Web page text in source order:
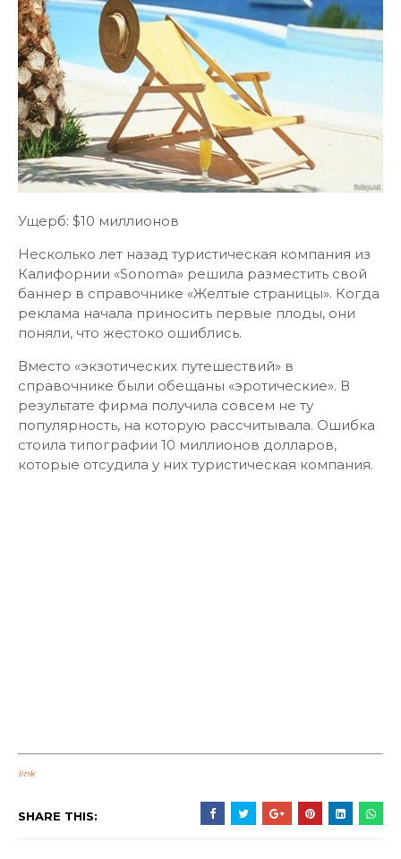
Ущерб: $10 миллионов
Несколько лет назад туристическая компания из
Калифорнии «Sonoma» решила разместить свой
баннер в справочнике «Желтые страницы». Когда
реклама начала приносить первые плоды, они
поняли, что жестоко ошиблись.
Вместо «экзотических путешествий» в
справочнике были обещаны «эротические». В
результате фирма получила совсем не ту
популярность, на которую рассчитывала. Ошибка
стоила типографии 10 миллионов долларов,
которые отсудила у них туристическая компания.
link
SHARE THIS: